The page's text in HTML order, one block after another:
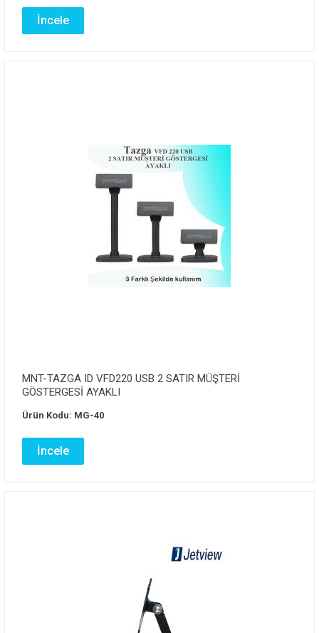
İncele
MNT-TAZGA ID VFD220 USB 2 SATIR MÜŞTERİ
GÖSTERGESİ AYAKLI
Ürün Kodu: MG-40
İncele